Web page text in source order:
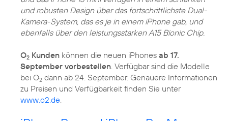
und robusten Design über das fortschrittlichste Dual-
Kamera-System, das es je in einem iPhone gab, und
ebenfalls über den leistungsstarken A15 Bionic Chip.
O2 Kunden können die neuen iPhones ab 17.
September vorbestellen . Verfügbar sind die Modelle
bei O2 dann ab 24. September. Genauere Informationen
zu Preisen und Verfügbarkeit finden Sie unter
www.o2.de